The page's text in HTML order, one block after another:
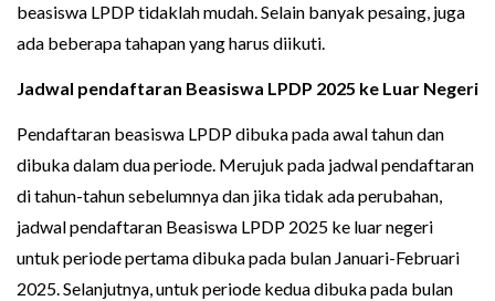
beasiswa LPDP tidaklah mudah. Selain banyak pesaing, juga
ada beberapa tahapan yang harus diikuti.
Jadwal pendaftaran Beasiswa LPDP 2025 ke Luar Negeri
Pendaftaran beasiswa LPDP dibuka pada awal tahun dan
dibuka dalam dua periode. Merujuk pada jadwal pendaftaran
di tahun-tahun sebelumnya dan jika tidak ada perubahan,
jadwal pendaftaran Beasiswa LPDP 2025 ke luar negeri
untuk periode pertama dibuka pada bulan Januari-Februari
2025. Selanjutnya, untuk periode kedua dibuka pada bulan